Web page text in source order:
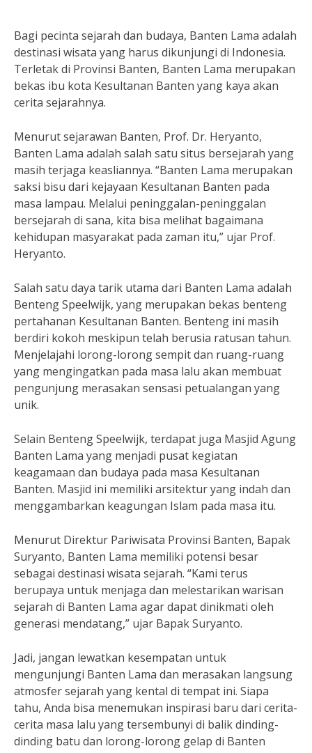
Bagi pecinta sejarah dan budaya, Banten Lama adalah
destinasi wisata yang harus dikunjungi di Indonesia.
Terletak di Provinsi Banten, Banten Lama merupakan
bekas ibu kota Kesultanan Banten yang kaya akan
cerita sejarahnya.
Menurut sejarawan Banten, Prof. Dr. Heryanto,
Banten Lama adalah salah satu situs bersejarah yang
masih terjaga keasliannya. “Banten Lama merupakan
saksi bisu dari kejayaan Kesultanan Banten pada
masa lampau. Melalui peninggalan-peninggalan
bersejarah di sana, kita bisa melihat bagaimana
kehidupan masyarakat pada zaman itu,” ujar Prof.
Heryanto.
Salah satu daya tarik utama dari Banten Lama adalah
Benteng Speelwijk, yang merupakan bekas benteng
pertahanan Kesultanan Banten. Benteng ini masih
berdiri kokoh meskipun telah berusia ratusan tahun.
Menjelajahi lorong-lorong sempit dan ruang-ruang
yang mengingatkan pada masa lalu akan membuat
pengunjung merasakan sensasi petualangan yang
unik.
Selain Benteng Speelwijk, terdapat juga Masjid Agung
Banten Lama yang menjadi pusat kegiatan
keagamaan dan budaya pada masa Kesultanan
Banten. Masjid ini memiliki arsitektur yang indah dan
menggambarkan keagungan Islam pada masa itu.
Menurut Direktur Pariwisata Provinsi Banten, Bapak
Suryanto, Banten Lama memiliki potensi besar
sebagai destinasi wisata sejarah. “Kami terus
berupaya untuk menjaga dan melestarikan warisan
sejarah di Banten Lama agar dapat dinikmati oleh
generasi mendatang,” ujar Bapak Suryanto.
Jadi, jangan lewatkan kesempatan untuk
mengunjungi Banten Lama dan merasakan langsung
atmosfer sejarah yang kental di tempat ini. Siapa
tahu, Anda bisa menemukan inspirasi baru dari cerita-
cerita masa lalu yang tersembunyi di balik dinding-
dinding batu dan lorong-lorong gelap di Banten